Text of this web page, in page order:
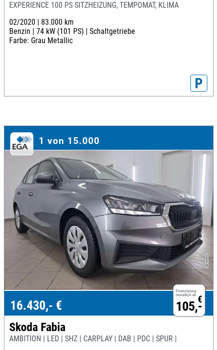
EXPERIENCE 100 PS SITZHEIZUNG, TEMPOMAT, KLIMA
02/2020 | 83.000 km
Benzin | 74 kW (101 PS) | Schaltgetriebe
Farbe: Grau Metallic
P
1 von 15.000
Finanzierung
monatlich ab €
105,-
16.430,- €
Skoda Fabia
AMBITION | LED | SHZ | CARPLAY | DAB | PDC | SPUR |